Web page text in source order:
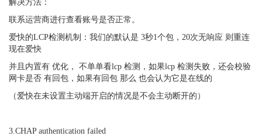
解决方法：
联系运营商进行查看账号是否正常。
爱快的LCP检测机制：我们的默认是 3秒1个包，20次无响应 则重连
现在爱快
并且内置有 优化， 不单单看lcp 检测，如果lcp 检测失败，还会校验
网卡是否 有回包，如果有回包 那么 也会认为它是在线的
（爱快在未设置主动端开启的情况是不会主动断开的）
3.CHAP authentication failed